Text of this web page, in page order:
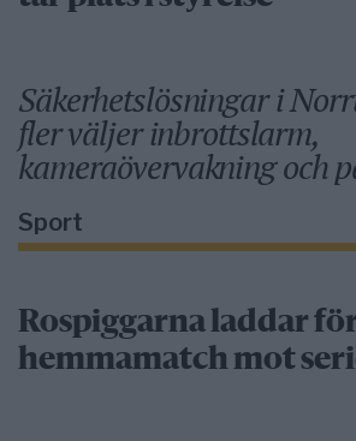
Säkerhetslösningar i
fler väljer inbrottslarm,
kameraövervakning och
Sport
Rospiggarna laddar
hemmamatch mot